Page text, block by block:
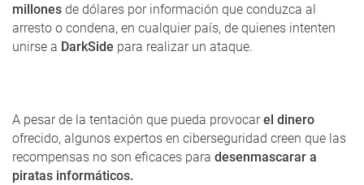
millones de dólares por información que conduzca al
arresto o condena, en cualquier país, de quienes intenten
unirse a DarkSide para realizar un ataque.
A pesar de la tentación que pueda provocarel dinero
ofrecido, algunos expertos en ciberseguridad creen que las
recompensas no son eficaces para desenmascarar a
piratas informáticos.